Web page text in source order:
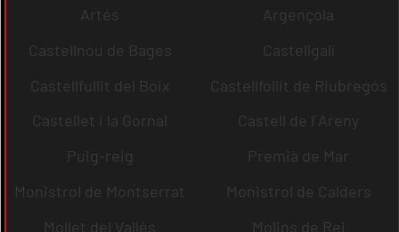
Artés
Argençola
Castellnou de Bages
Castellgalí
Castellfullit del Boix
Castellfollit de Riubregós
Castellet i la Gornal
Castell de l´Areny
Puig-reig
Premià de Mar
Monistrol de Montserrat
Monistrol de Calders
Mollet del Vallès
Molins de Rei